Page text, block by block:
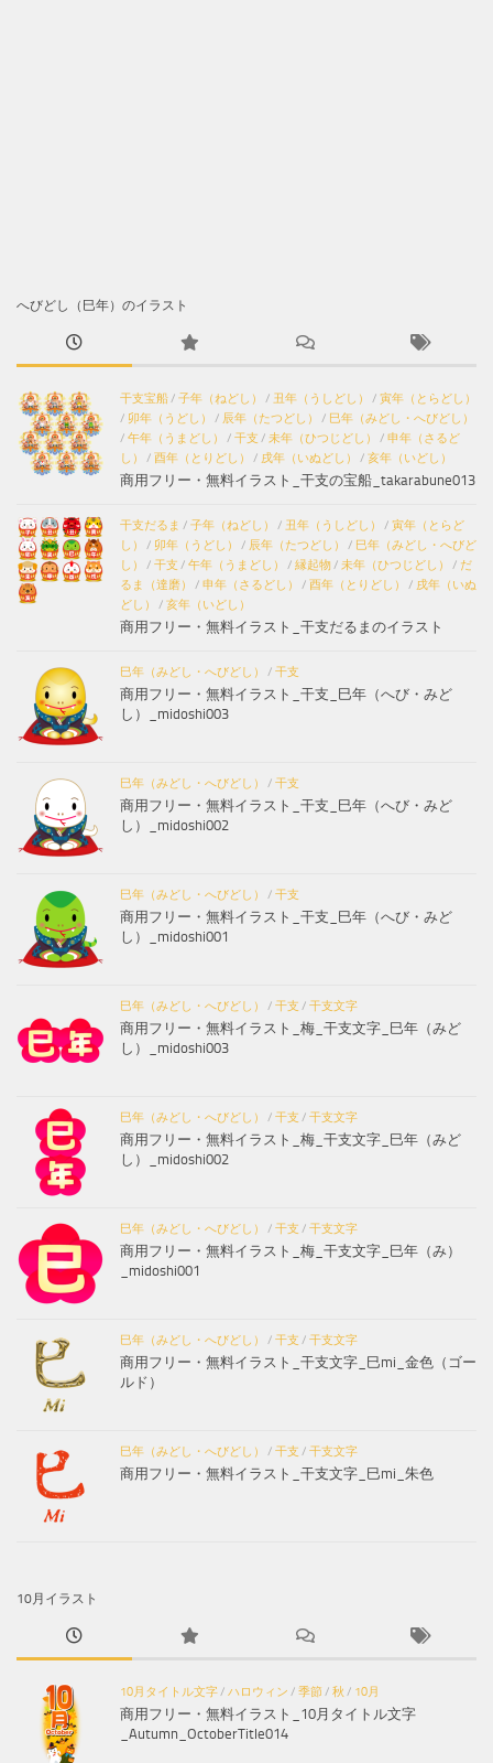
へびどし（巳年）のイラスト
干支宝船 / 子年（ねどし） / 丑年（うしどし） / 寅年（とらどし）
/ 卯年（うどし） / 辰年（たつどし） / 巳年（みどし・へびどし）
/ 午年（うまどし） / 干支 / 未年（ひつじどし） / 申年（さるど
し）
/ 酉年（とりどし） / 戌年（いぬどし） / 亥年（いどし）
商用フリー・無料イラスト_干支の宝船_takarabune013
干支だるま / 子年（ねどし） / 丑年（うしどし） / 寅年（とらど
し）
/ 卯年（うどし） / 辰年（たつどし） / 巳年（みどし・へびど
し）
/ 干支 / 午年（うまどし） / 縁起物 / 未年（ひつじどし） / だ
るま（達磨）
/ 申年（さるどし） / 酉年（とりどし） / 戌年（いぬ
どし）
/ 亥年（いどし）
商用フリー・無料イラスト_干支だるまのイラスト
巳年（みどし・へびどし） / 干支
商用フリー・無料イラスト_干支_巳年（へび・みど
し）_midoshi003
巳年（みどし・へびどし） / 干支
商用フリー・無料イラスト_干支_巳年（へび・みど
し）_midoshi002
巳年（みどし・へびどし） / 干支
商用フリー・無料イラスト_干支_巳年（へび・みど
し）_midoshi001
巳年（みどし・へびどし） / 干支 / 干支文字
商用フリー・無料イラスト_梅_干支文字_巳年（みど
し）_midoshi003
巳年（みどし・へびどし） / 干支 / 干支文字
商用フリー・無料イラスト_梅_干支文字_巳年（みど
し）_midoshi002
巳年（みどし・へびどし） / 干支 / 干支文字
商用フリー・無料イラスト_梅_干支文字_巳年（み）
_midoshi001
巳年（みどし・へびどし） / 干支 / 干支文字
商用フリー・無料イラスト_干支文字_巳mi_金色（ゴー
ルド）
巳年（みどし・へびどし） / 干支 / 干支文字
商用フリー・無料イラスト_干支文字_巳mi_朱色
10月イラスト
10月タイトル文字 / ハロウィン / 季節 / 秋 / 10月
商用フリー・無料イラスト_10月タイトル文字
_Autumn_OctoberTitle014